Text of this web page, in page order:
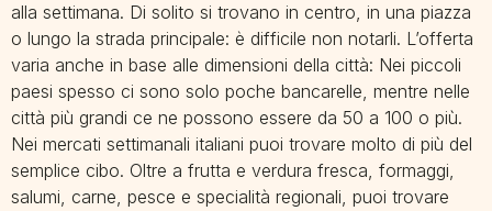
alla settimana. Di solito si trovano in centro, in una piazza
o lungo la strada principale: è difficile non notarli. L’offerta
varia anche in base alle dimensioni della città: Nei piccoli
paesi spesso ci sono solo poche bancarelle, mentre nelle
città più grandi ce ne possono essere da 50 a 100 o più.
Nei mercati settimanali italiani puoi trovare molto di più del
semplice cibo. Oltre a frutta e verdura fresca, formaggi,
salumi, carne, pesce e specialità regionali, puoi trovare